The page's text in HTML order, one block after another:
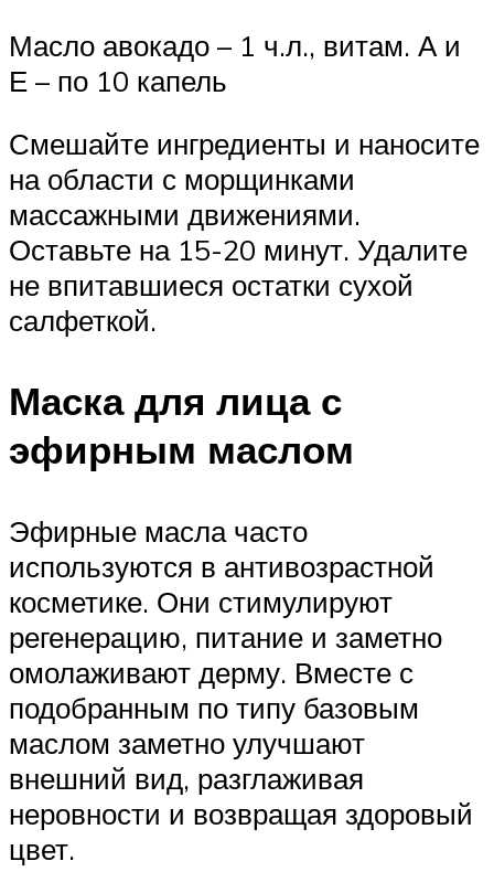
Масло авокадо – 1 ч.л., витам. А и
Е – по 10 капель
Смешайте ингредиенты и наносите
на области с морщинками
массажными движениями.
Оставьте на 15-20 минут. Удалите
не впитавшиеся остатки сухой
салфеткой.
Маска для лица с
эфирным маслом
Эфирные масла часто
используются в антивозрастной
косметике. Они стимулируют
регенерацию, питание и заметно
омолаживают дерму. Вместе с
подобранным по типу базовым
маслом заметно улучшают
внешний вид, разглаживая
неровности и возвращая здоровый
цвет.